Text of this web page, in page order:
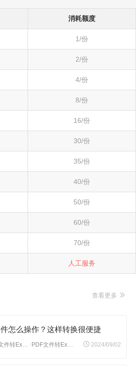
消耗额度
1/份
2/份
4/份
8/份
16/份
30/份
35/份
40/份
50/份
60/份
70/份
人工服务
查看更多
怎么操作？这样转换很便捷
2024/09/02